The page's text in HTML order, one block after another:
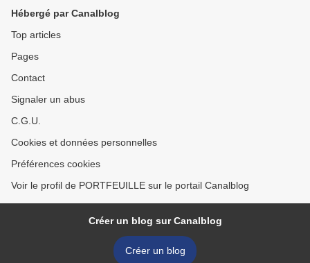
Hébergé par Canalblog
Top articles
Pages
Contact
Signaler un abus
C.G.U.
Cookies et données personnelles
Préférences cookies
Voir le profil de PORTFEUILLE sur le portail Canalblog
Créer un blog sur Canalblog
Créer un blog